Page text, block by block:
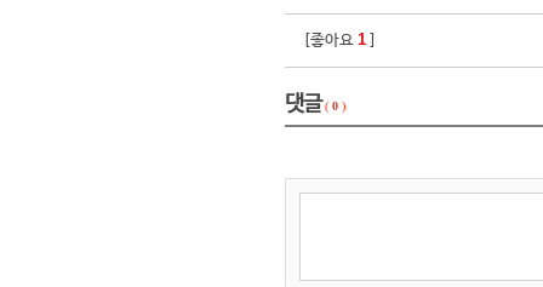
[좋아요 1
댓글( 0 )